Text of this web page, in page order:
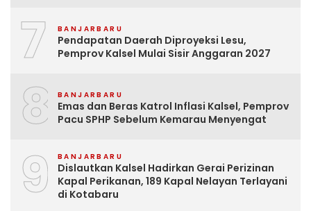
7 BANJARBARU
Pendapatan Daerah Diproyeksi Lesu,
Pemprov Kalsel Mulai Sisir Anggaran 2027
8 BANJARBARU
Emas dan Beras Katrol Inflasi Kalsel, Pemprov
Pacu SPHP Sebelum Kemarau Menyengat
9 BANJARBARU
Dislautkan Kalsel Hadirkan Gerai Perizinan
Kapal Perikanan, 189 Kapal Nelayan Terlayani
di Kotabaru